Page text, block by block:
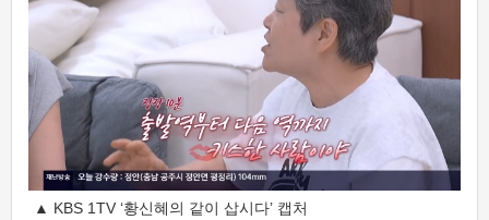
▲ KBS 1TV ‘황신혜의 같이 삽시다’ 캡처